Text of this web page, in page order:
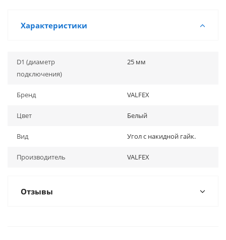
Характеристики
D1 (диаметр
подключения)
25 мм
Бренд VALFEX
Цвет Белый
Вид Угол с накидной гайк.
Производитель VALFEX
Отзывы